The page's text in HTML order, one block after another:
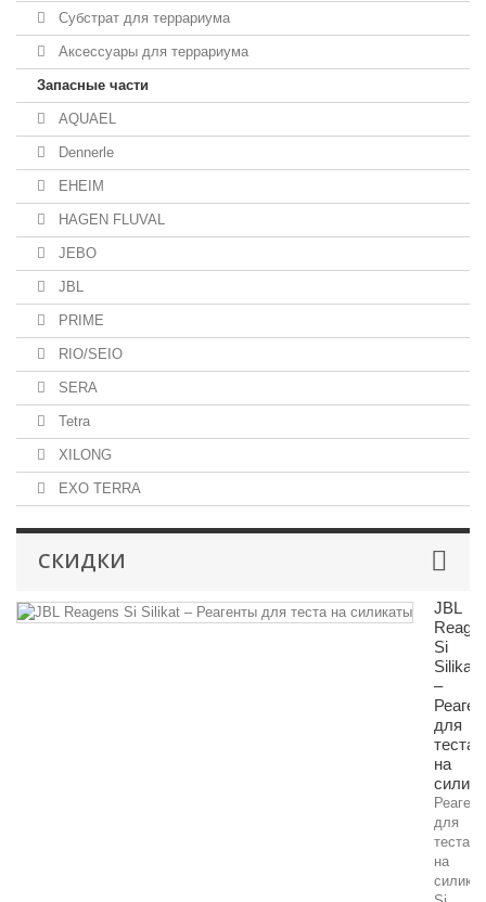
Субстрат для террариума
Аксессуары для террариума
Запасные части
AQUAEL
Dennerle
EHEIM
HAGEN FLUVAL
JEBO
JBL
PRIME
RIO/SEIO
SERA
Tetra
XILONG
EXO TERRA
СКИДКИ
JBL
Si
Silikat
–
для
теста
на
для
теста
на